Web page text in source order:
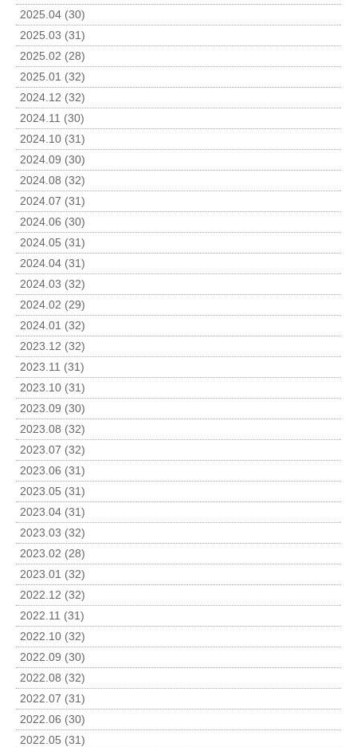
2025.04 (30)
2025.03 (31)
2025.02 (28)
2025.01 (32)
2024.12 (32)
2024.11 (30)
2024.10 (31)
2024.09 (30)
2024.08 (32)
2024.07 (31)
2024.06 (30)
2024.05 (31)
2024.04 (31)
2024.03 (32)
2024.02 (29)
2024.01 (32)
2023.12 (32)
2023.11 (31)
2023.10 (31)
2023.09 (30)
2023.08 (32)
2023.07 (32)
2023.06 (31)
2023.05 (31)
2023.04 (31)
2023.03 (32)
2023.02 (28)
2023.01 (32)
2022.12 (32)
2022.11 (31)
2022.10 (32)
2022.09 (30)
2022.08 (32)
2022.07 (31)
2022.06 (30)
2022.05 (31)